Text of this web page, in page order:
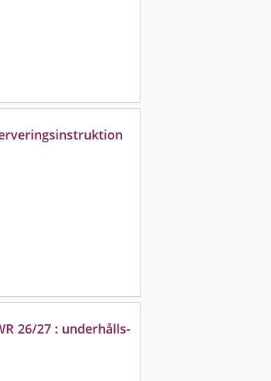
26/27 : underhålls-